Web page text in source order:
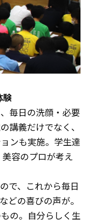
験
毎日の洗顔・必要
講義だけでなく、
ンも実施。学生達
容のプロが考え
で、これから毎日
どの喜びの声が。
の。自分らしく生